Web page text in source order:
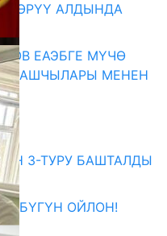
КӨРҮҮ АЛДЫНДА
ЕАЭБГЕ МҮЧӨ
БАШЧЫЛАРЫ МЕНЕН
3-ТУРУ БАШТАЛДЫ
БҮГҮН ОЙЛОН!